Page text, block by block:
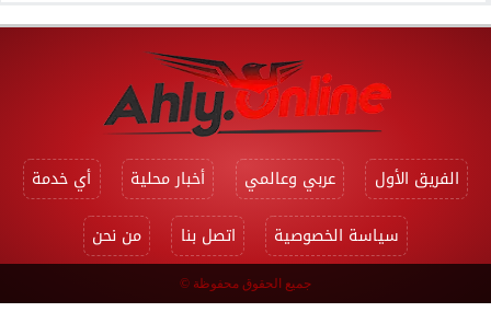
الفريق الأول عربي وعالمي أخبار محلية
أي خدمة
سياسة الخصوصية
اتصل بنا من نحن
جميع الحقوق محفوظة ©